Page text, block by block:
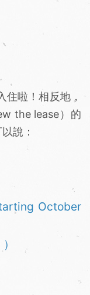
啦！相反地，
the lease）的
說：
October